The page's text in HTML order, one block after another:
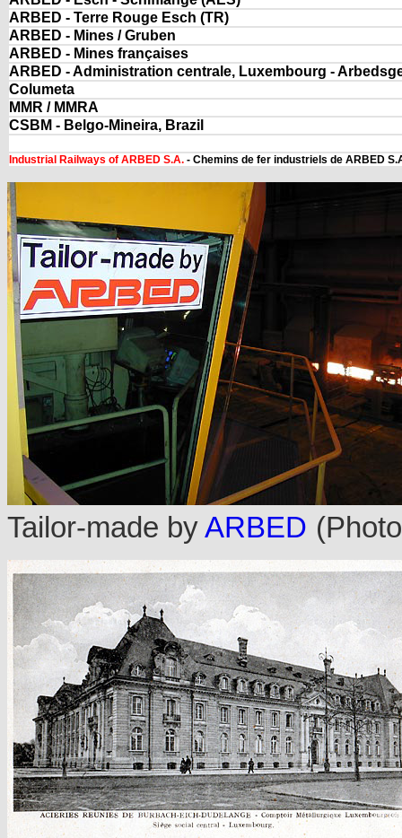
ARBED - Terre Rouge Esch (TR)
ARBED - Mines / Gruben
ARBED - Mines françaises
ARBED - Administration centrale, Luxembourg -
Columeta
MMR / MMRA
CSBM - Belgo-Mineira, Brazil
Industrial Railways of ARBED S.A. - Chemins de fer industriels de ARBED
Tailor-made byARBED